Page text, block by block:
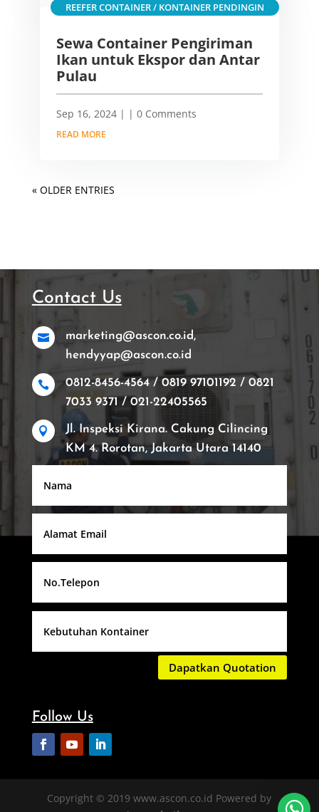
Sewa Container Pengiriman
Ikan untuk Ekspor dan Antar
Pulau
Sep 16, 2024|
REEFER CONTAINER / KONTAINER PENDINGIN
| 0 Comments
READ MORE
« OLDER ENTRIES
Contact Us

marketing@ascon.co.id,
hendyyap@ascon.co.id

0812-8456-4564 / 0819 97101192 / 0821
7033 9371 / 021-22405565

Jl. Inspeksi Kirana. Cakung Cilincing
KM 4. Rorotan, Jakarta Utara 14140
Dapatkan Quotation
Follow Us
Copyright © 2019 www.ascon.co.id Powered by